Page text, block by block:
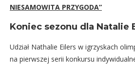
NIESAMOWITA PRZYGODA”
Koniec sezonu dla Natalie
Udział Nathalie Eilers w igrzyskach
na pierwszej serii konkursu